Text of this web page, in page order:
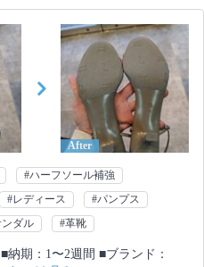
After
#ハーフソール補強
#レディース
#パンプス
ンダル #革靴
納期：1〜2週間 ■ブランド：